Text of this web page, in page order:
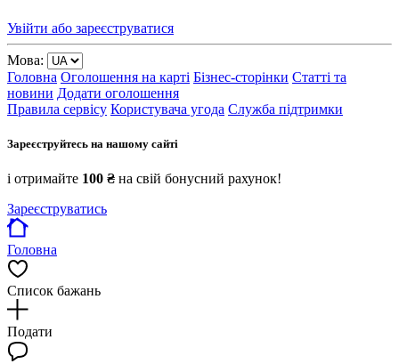
Увійти або зареєструватися
Мова:
Головна Оголошення на карті Бізнес-сторінки Статті та
новини Додати оголошення
Правила сервісу Користувача угода Служба підтримки
Зареєструйтесь на нашому сайті
і отримайте 100 ₴ на свій бонусний рахунок!
Зареєструватись
Головна
Список бажань
Подати